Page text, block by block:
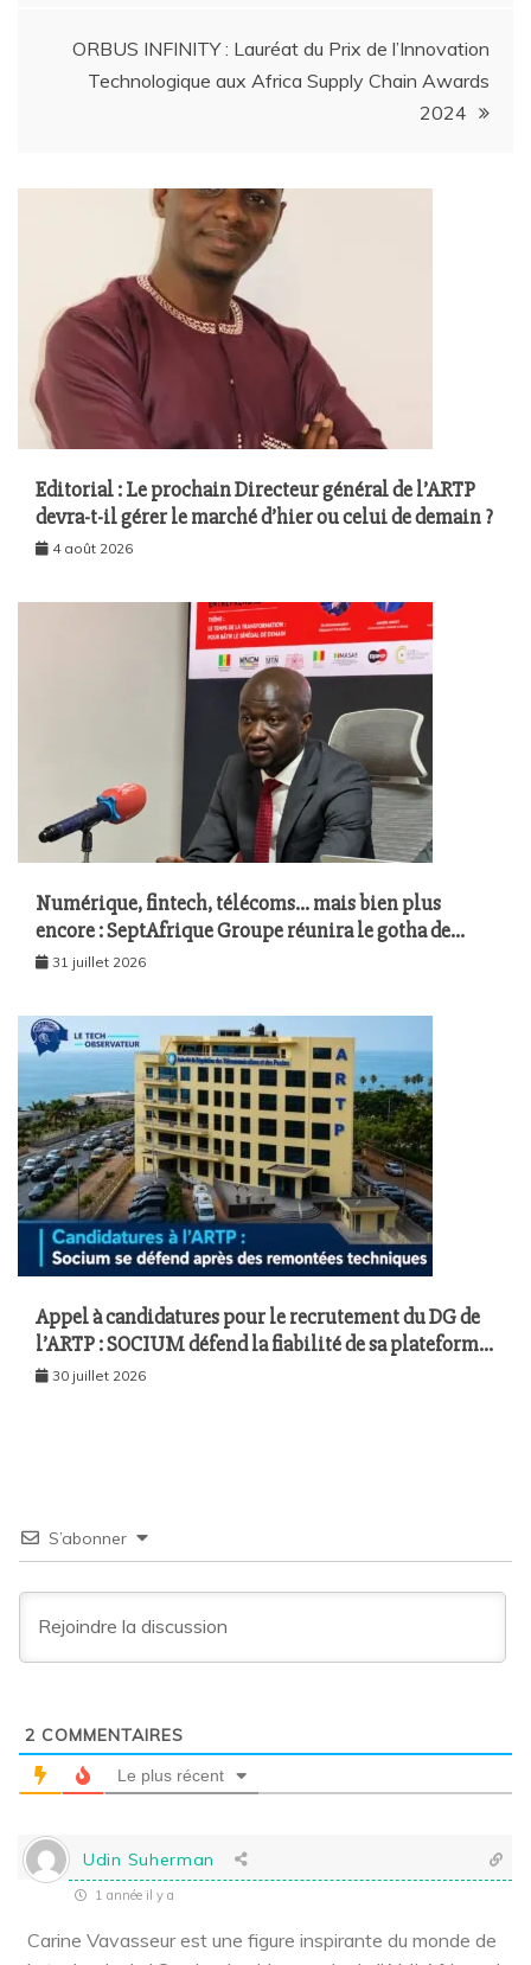
ORBUS INFINITY : Lauréat du Prix de l’Innovation
Technologique aux Africa Supply Chain Awards
2024
Editorial : Le prochain Directeur général de l’ARTP
devra-t-il gérer le marché d’hier ou celui de demain ?
4 août 2026
Numérique, fintech, télécoms… mais bien plus
encore : SeptAfrique Groupe réunira le gotha de
l’économie sénégalaise le 10 août à Dakar
31 juillet 2026
Appel à candidatures pour le recrutement du DG de
l’ARTP : SOCIUM défend la fiabilité de sa plateforme
malgré plusieurs remontées techniques
30 juillet 2026
S’abonner
2 COMMENTAIRES
Le plus récent
Udin Suherman
1 année il y a
Carine Vavasseur est une figure inspirante du monde de